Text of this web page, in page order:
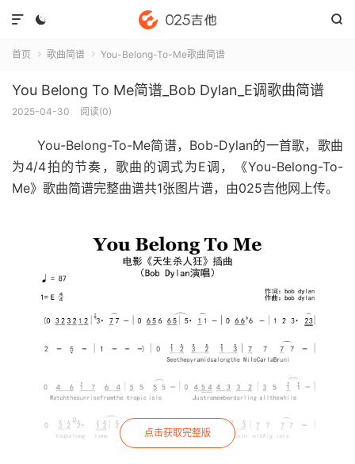
 

首页  歌曲简谱  You-Belong-To-Me歌曲简谱
You Belong To Me简谱_Bob Dylan_E调歌曲简谱
2025-04-30 阅读(0)
You-Belong-To-Me简谱，Bob-Dylan的一首歌，歌曲
为4/4拍的节奏，歌曲的调式为E调，《You-Belong-To-
Me》歌曲简谱完整曲谱共1张图片谱，由025吉他网上传。
点击获取完整版